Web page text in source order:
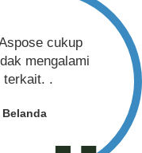
cukup
mengalami
terkait. .